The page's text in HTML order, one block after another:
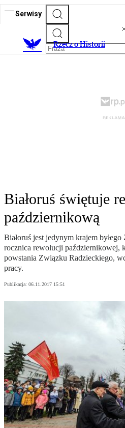
Serwisy
Rzecz o Historii
Białoruś świętuje
październikową
Białoruś jest jedynym krajem
rocznica rewolucji październikowej,
powstania Związku Radzieckiego,
pracy.
Publikacja: 06.11.2017 15:51